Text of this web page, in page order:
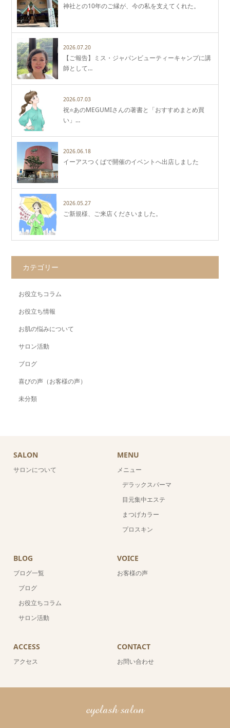
神社との10年のご縁が、今の私を支えてくれた。
2026.07.20
【ご報告】ミス・ジャパンビューティーキャンプに講
師として…
2026.07.03
祝⭐️あのMEGUMIさんの著書と「おすすめまとめ買
い」…
2026.06.18
イーアスつくばで開催のイベントへ出店しました
2026.05.27
ご新規様、ご来店くださいました。
カテゴリー
お役立ちコラム
お役立ち情報
お肌の悩みについて
サロン活動
ブログ
喜びの声（お客様の声）
未分類
SALON
サロンについて
MENU
メニュー
デラックスパーマ
目元集中エステ
まつげカラー
プロスキン
BLOG
ブログ一覧
ブログ
お役立ちコラム
サロン活動
VOICE
お客様の声
ACCESS
アクセス
CONTACT
お問い合わせ
eyelash salon